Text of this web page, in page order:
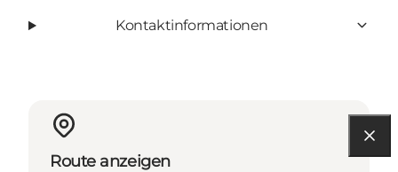
Kontaktinformationen
Route anzeigen